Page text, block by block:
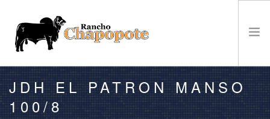
VENTA
GANADO
JDH EL PATRON MANSO
100/8